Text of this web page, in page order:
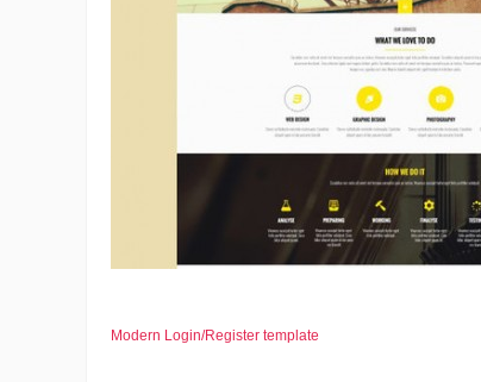
Modern Login/Register template